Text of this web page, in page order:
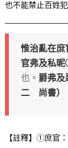
也不能禁止百姓
惟治亂在
官弗及私
也。 爵弗
二 尚書）
【註釋】①庶官